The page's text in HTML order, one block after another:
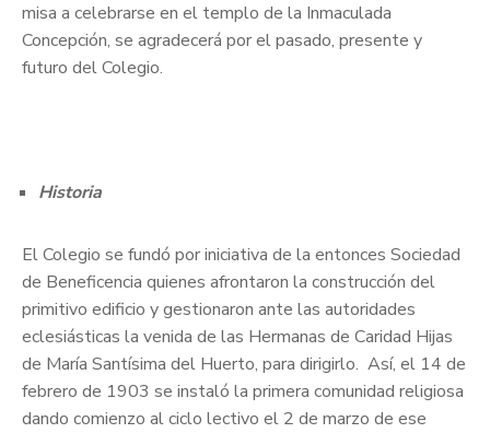
misa a celebrarse en el templo de la Inmaculada
Concepción, se agradecerá por el pasado, presente y
futuro del Colegio.
Historia
El Colegio se fundó por iniciativa de la entonces Sociedad
de Beneficencia quienes afrontaron la construcción del
primitivo edificio y gestionaron ante las autoridades
eclesiásticas la venida de las Hermanas de Caridad Hijas
de María Santísima del Huerto, para dirigirlo. Así, el 14 de
febrero de 1903 se instaló la primera comunidad religiosa
dando comienzo al ciclo lectivo el 2 de marzo de ese